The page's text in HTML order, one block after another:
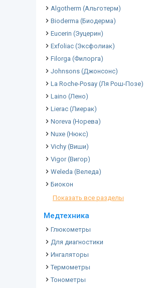
Algotherm (Альготерм)
Bioderma (Биодерма)
Eucerin (Эуцерин)
Exfoliac (Эксфолиак)
Filorga (Филорга)
Johnsons (Джонсонс)
La Roche-Posay (Ля Рош-Позе)
Laino (Лено)
Lierac (Лиерак)
Noreva (Норева)
Nuxe (Нюкс)
Vichy (Виши)
Vigor (Вигор)
Weleda (Веледа)
Биокон
Показать все разделы
Медтехника
Глюкометры
Для диагностики
Ингаляторы
Термометры
Тонометры